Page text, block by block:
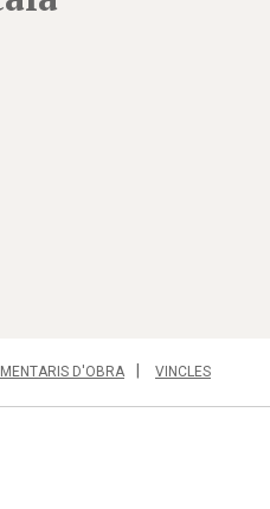
D'OBRA VINCLES